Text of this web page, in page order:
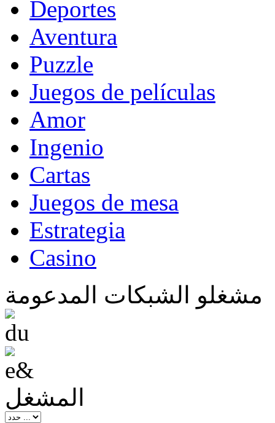
Deportes
Aventura
Puzzle
Juegos de películas
Amor
Ingenio
Cartas
Juegos de mesa
Estrategia
Casino
مشغلو الشبكات المدعومة
المشغل